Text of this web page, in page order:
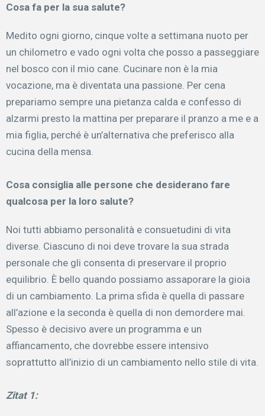
Cosa fa per la sua salute?
Medito ogni giorno, cinque volte a settimana nuoto per
un chilometro e vado ogni volta che posso a passeggiare
nel bosco con il mio cane. Cucinare non è la mia
vocazione, ma è diventata una passione. Per cena
prepariamo sempre una pietanza calda e confesso di
alzarmi presto la mattina per preparare il pranzo a me e a
mia figlia, perché è un’alternativa che preferisco alla
cucina della mensa.
Cosa consiglia alle persone che desiderano fare
qualcosa per la loro salute?
Noi tutti abbiamo personalità e consuetudini di vita
diverse. Ciascuno di noi deve trovare la sua strada
personale che gli consenta di preservare il proprio
equilibrio. È bello quando possiamo assaporare la gioia
di un cambiamento. La prima sfida è quella di passare
all’azione e la seconda è quella di non demordere mai.
Spesso è decisivo avere un programma e un
affiancamento, che dovrebbe essere intensivo
soprattutto all’inizio di un cambiamento nello stile di vita.
Zitat 1: